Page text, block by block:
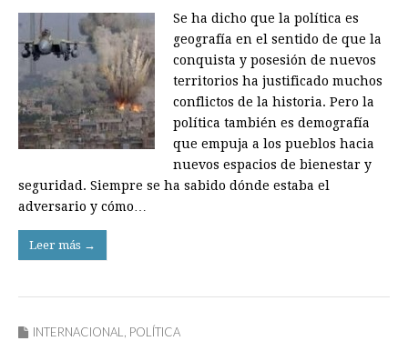
Se ha dicho que la política es
geografía en el sentido de que la
conquista y posesión de nuevos
territorios ha justificado muchos
conflictos de la historia. Pero la
política también es demografía
que empuja a los pueblos hacia
nuevos espacios de bienestar y
seguridad. Siempre se ha sabido dónde estaba el
adversario y cómo…
Leer más →
INTERNACIONAL POLÍTICA